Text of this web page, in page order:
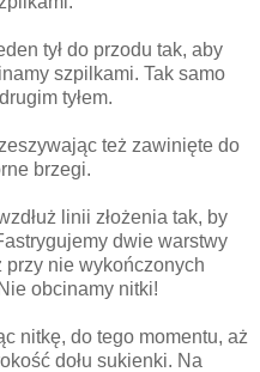
tył do przodu tak, aby
szpilkami. Tak samo
tyłem.
też zawinięte do
brzegi.
linii złożenia tak, by
dwie warstwy
przy nie wykończonych
obcinamy nitki!
nitkę, do tego momentu, aż
dołu sukienki. Na